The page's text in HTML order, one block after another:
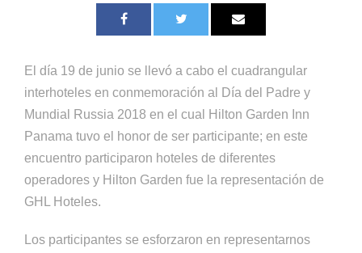
El día 19 de junio se llevó a cabo el cuadrangular
interhoteles en conmemoración al Día del Padre y
Mundial Russia 2018 en el cual Hilton Garden Inn
Panama tuvo el honor de ser participante; en este
encuentro participaron hoteles de diferentes
operadores y Hilton Garden fue la representación de
GHL Hoteles.
Los participantes se esforzaron en representarnos